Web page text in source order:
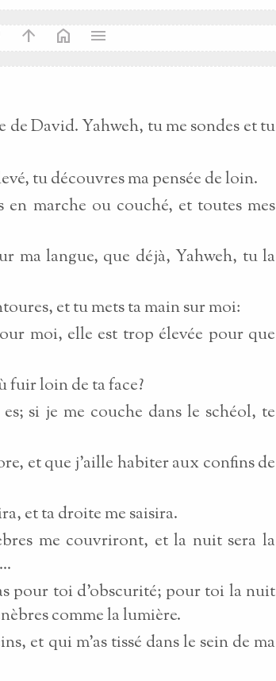
arrow_upward home menu
de David. Yahweh, tu me sondes et tu
tu découvres ma pensée de loin.
en marche ou couché, et toutes mes
ma langue, que déjà, Yahweh, tu la
et tu mets ta main sur moi:
moi, elle est trop élevée pour que
fuir loin de ta face?
si je me couche dans le schéol, te
et que j'aille habiter aux confins de
et ta droite me saisira.
me couvriront, et la nuit sera la
pour toi d'obscurité; pour toi la nuit
comme la lumière.
et qui m'as tissé dans le sein de ma